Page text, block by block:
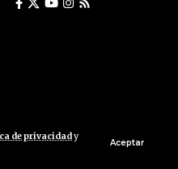
de privacidady
Aceptar
Fe - Argentina | All rights